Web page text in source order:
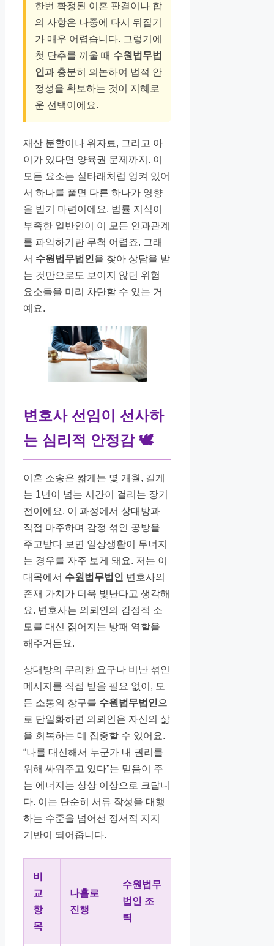
한번 확정된 이혼 판결이나 합
의 사항은 나중에 다시 뒤집기
가 매우 어렵습니다. 그렇기에
첫 단추를 끼울 때 수원법무법
인과 충분히 의논하여 법적 안
정성을 확보하는 것이 지혜로
운 선택이에요.
재산 분할이나 위자료, 그리고 아
이가 있다면 양육권 문제까지. 이
모든 요소는 실타래처럼 엉켜 있어
서 하나를 풀면 다른 하나가 영향
을 받기 마련이에요. 법률 지식이
부족한 일반인이 이 모든 인과관계
를 파악하기란 무척 어렵죠. 그래
서 수원법무법인을 찾아 상담을 받
는 것만으로도 보이지 않던 위험
요소들을 미리 차단할 수 있는 거
예요.
변호사 선임이 선사하
는 심리적 안정감🕊
이혼 소송은 짧게는 몇 개월, 길게
는 1년이 넘는 시간이 걸리는 장기
전이에요. 이 과정에서 상대방과
직접 마주하며 감정 섞인 공방을
주고받다 보면 일상생활이 무너지
는 경우를 자주 보게 돼요. 저는 이
대목에서 수원법무법인 변호사의
존재 가치가 더욱 빛난다고 생각해
요. 변호사는 의뢰인의 감정적 소
모를 대신 짊어지는 방패 역할을
해주거든요.
상대방의 무리한 요구나 비난 섞인
메시지를 직접 받을 필요 없이, 모
든 소통의 창구를 수원법무법인으
로 단일화하면 의뢰인은 자신의 삶
을 회복하는 데 집중할 수 있어요.
“나를 대신해서 누군가 내 권리를
위해 싸워주고 있다”는 믿음이 주
는 에너지는 상상 이상으로 크답니
다. 이는 단순히 서류 작성을 대행
하는 수준을 넘어선 정서적 지지
기반이 되어줍니다.
비
교
항
목
나홀로
진행
수원법무
법인 조
력